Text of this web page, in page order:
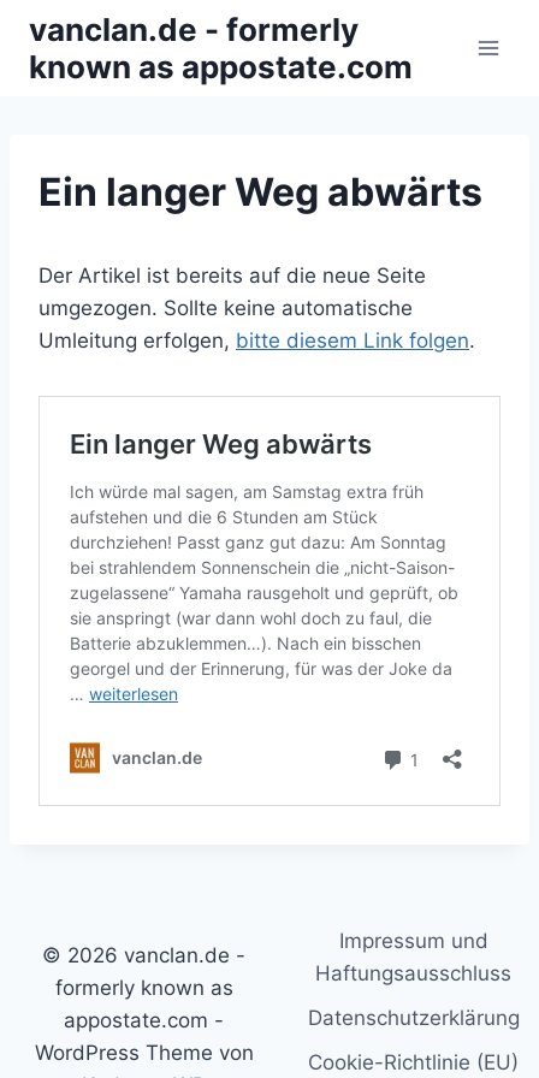
Inhalt
springen
vanclan.de - formerly
known as appostate.com
Ein langer Weg abwärts
Der Artikel ist bereits auf die neue Seite
umgezogen. Sollte keine automatische
Umleitung erfolgen, bitte diesem Link folgen.
© 2026 vanclan.de -
formerly known as
appostate.com -
WordPress Theme von
Impressum und
Haftungsausschluss
Datenschutzerklärung
Cookie-Richtlinie (EU)